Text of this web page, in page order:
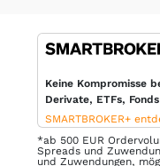
Keine Kompromisse
Derivate, ETFs,
SMARTBROKER+
*ab 500 EUR
Spreads und
und Zuwendungen,